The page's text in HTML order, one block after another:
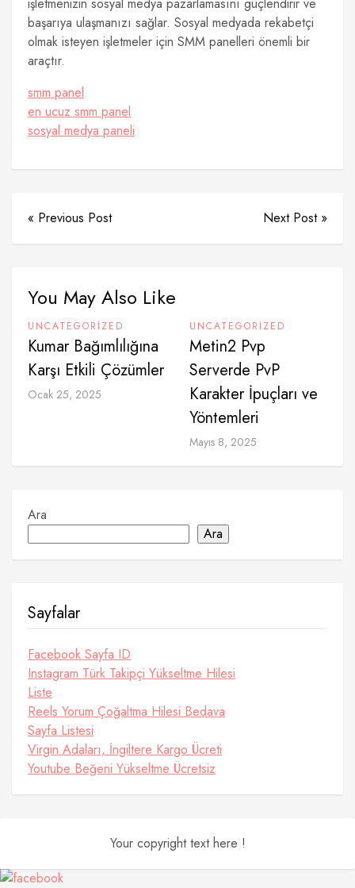
işletmenizin sosyal medya pazarlamasını güçlendirir ve
başarıya ulaşmanızı sağlar. Sosyal medyada rekabetçi
olmak isteyen işletmeler için SMM panelleri önemli bir
araçtır.
smm panel
en ucuz smm panel
sosyal medya paneli
« Previous Post Next Post »
You May Also Like
UNCATEGORIZED
Kumar Bağımlılığına
Karşı Etkili Çözümler
Ocak 25, 2025
UNCATEGORIZED
Metin2 Pvp
Serverde PvP
Karakter İpuçları ve
Yöntemleri
Mayıs 8, 2025
Ara
Ara
Sayfalar
Facebook Sayfa ID
Instagram Türk Takipçi Yükseltme Hilesi
Liste
Reels Yorum Çoğaltma Hilesi Bedava
Sayfa Listesi
Virgin Adaları, İngiltere Kargo Ücreti
Youtube Beğeni Yükseltme Ücretsiz
Your copyright text here !